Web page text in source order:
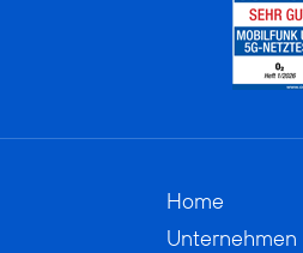
Home
Unternehmen